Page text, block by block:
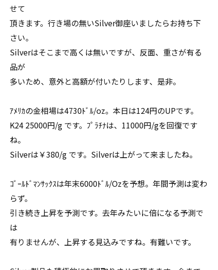
せて
頂きます。行き場の無いSilver御座いましたらお持ち下
さい。
Silverはそこまで高くは無いですが、反面、重さが有る
品が
多いため、意外と高額が付いたりします、是非。
ｱﾒﾘｶの金相場は4730ﾄﾞﾙ/oz。本日は124円のUPです。
K24 25000円/g です。ﾌﾟﾗﾁﾅは、11000円/gを回復です
ね。
Silverは￥380/g です。Silverは上がって来ましたね。
ｺﾞｰﾙﾄﾞﾏﾝｻｯｸｽは年末6000ﾄﾞﾙ/Ozを予想。年間予測は変わ
らず。
引き続き上昇を予測です。去年みたいに倍になる予測で
は
有りませんが、上昇する見込みですね。有難いです。